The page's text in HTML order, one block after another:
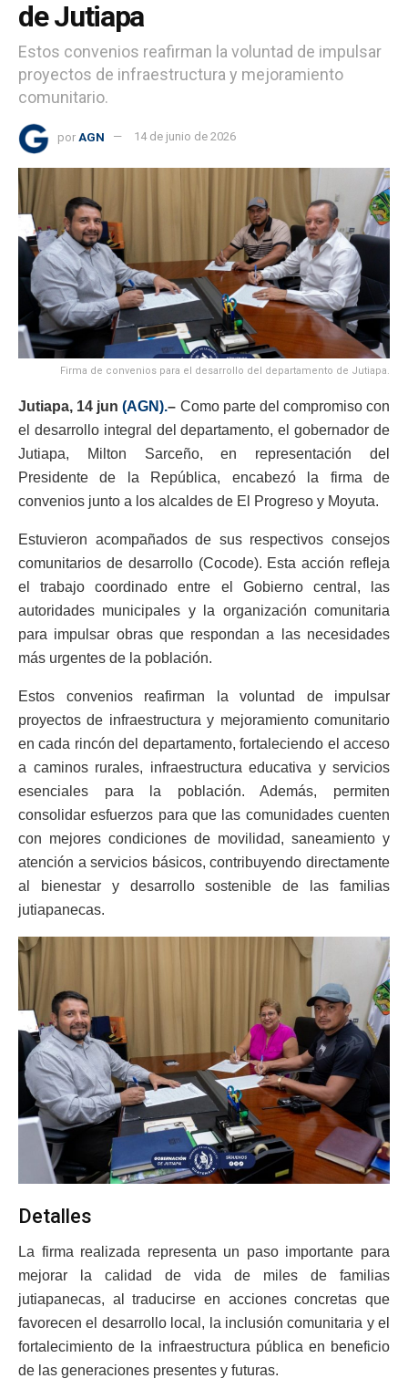
de Jutiapa
Estos convenios reafirman la voluntad de impulsar
proyectos de infraestructura y mejoramiento
comunitario.
por AGN 14 de junio de 2026
Firma de convenios para el desarrollo del departamento de Jutiapa.
Jutiapa, 14 jun(AGN).– Como parte del compromiso con
el desarrollo integral del departamento, el gobernador de
Jutiapa, Milton Sarceño, en representación del
Presidente de la República, encabezó la firma de
convenios junto a los alcaldes de El Progreso y Moyuta.
Estuvieron acompañados de sus respectivos consejos
comunitarios de desarrollo (Cocode). Esta acción refleja
el trabajo coordinado entre el Gobierno central, las
autoridades municipales y la organización comunitaria
para impulsar obras que respondan a las necesidades
más urgentes de la población.
Estos convenios reafirman la voluntad de impulsar
proyectos de infraestructura y mejoramiento comunitario
en cada rincón del departamento, fortaleciendo el acceso
a caminos rurales, infraestructura educativa y servicios
esenciales para la población. Además, permiten
consolidar esfuerzos para que las comunidades cuenten
con mejores condiciones de movilidad, saneamiento y
atención a servicios básicos, contribuyendo directamente
al bienestar y desarrollo sostenible de las familias
jutiapanecas.
Detalles
La firma realizada representa un paso importante para
mejorar la calidad de vida de miles de familias
jutiapanecas, al traducirse en acciones concretas que
favorecen el desarrollo local, la inclusión comunitaria y el
fortalecimiento de la infraestructura pública en beneficio
de las generaciones presentes y futuras.